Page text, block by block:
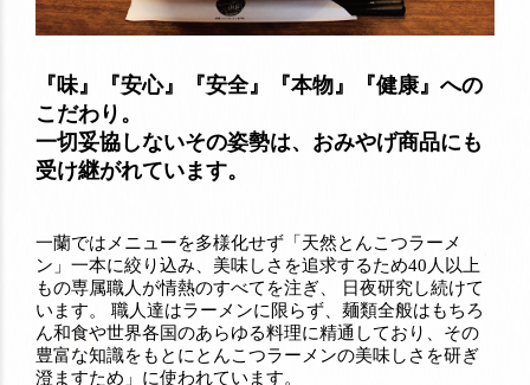
『味』『安心』『安全』『本物』『健康』への
こだわり。
一切妥協しないその姿勢は、おみやげ商品にも
受け継がれています。
一蘭ではメニューを多様化せず「天然とんこつラーメ
ン」一本に絞り込み、美味しさを追求するため40人以上
もの専属職人が情熱のすべてを注ぎ、 日夜研究し続けて
います。 職人達はラーメンに限らず、麺類全般はもちろ
ん和食や世界各国のあらゆる料理に精通しており、その
豊富な知識をもとにとんこつラーメンの美味しさを研ぎ
澄ますため」に使われています。